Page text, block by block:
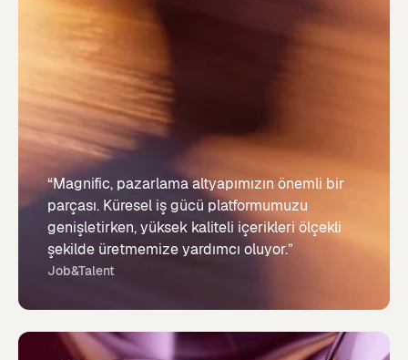
“Magnific, pazarlama altyapımızın önemli bir
parçası. Küresel iş gücü platformumuzu
genişletirken, yüksek kaliteli içerikleri ölçekli
şekilde üretmemize yardımcı oluyor.”
Job&Talent